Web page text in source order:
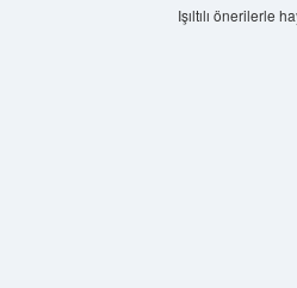
Işıltılı önerilerle